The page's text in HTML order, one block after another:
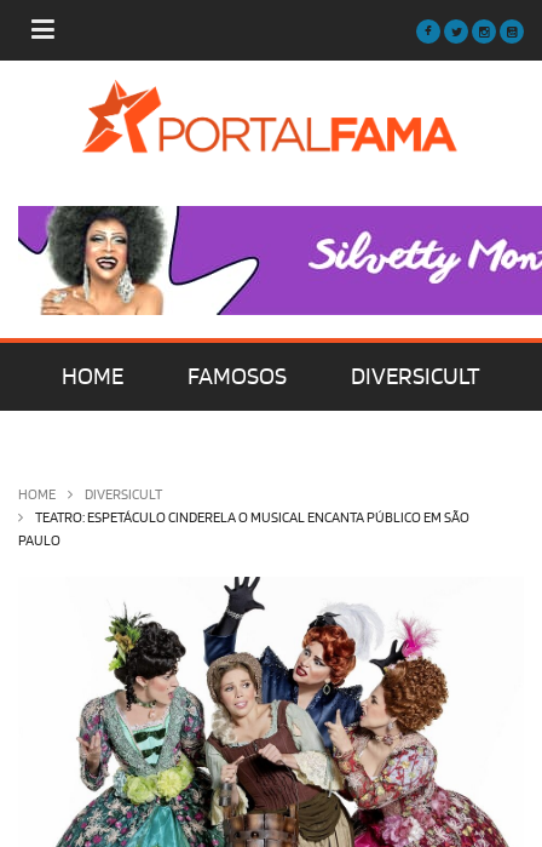
HOME FAMOSOS DIVERSICULT
OLHA ISSO!
HOME
DIVERSICULT
TEATRO: ESPETÁCULO CINDERELA O MUSICAL ENCANTA PÚBLICO EM SÃO
PAULO